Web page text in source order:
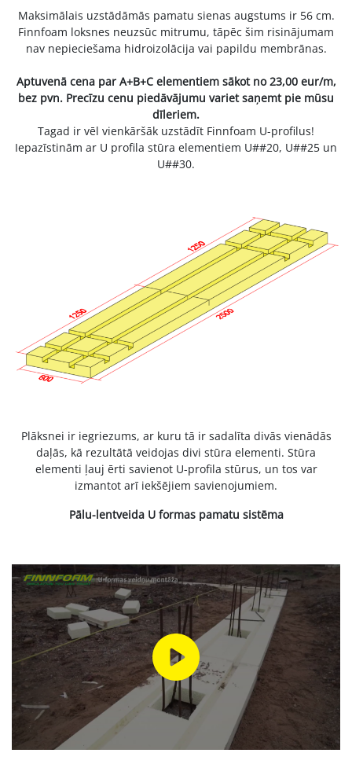
Maksimālais uzstādāmās pamatu sienas augstums ir 56 cm.
Finnfoam loksnes neuzsūc mitrumu, tāpēc šim risinājumam
nav nepieciešama hidroizolācija vai papildu membrānas.
Aptuvenā cena par A+B+C elementiem sākot no 23,00 eur/m,
bez pvn. Precīzu cenu piedāvājumu variet saņemt pie mūsu
dīleriem.
Tagad ir vēl vienkāršāk uzstādīt Finnfoam U-profilus!
Iepazīstinām ar U profila stūra elementiem U##20, U##25 un
U##30.
Plāksnei ir iegriezums, ar kuru tā ir sadalīta divās vienādās
daļās, kā rezultātā veidojas divi stūra elementi. Stūra
elementi ļauj ērti savienot U-profila stūrus, un tos var
izmantot arī iekšējiem savienojumiem.
Pālu-lentveida U formas pamatu sistēma